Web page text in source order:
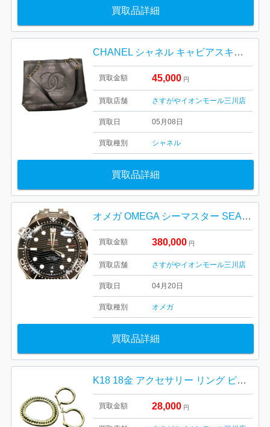
買取品詳細
CHANEL シャネル キャビアスキン チェーントートバッグ
買取金額 45,000 円
買取店舗 さすがやイオンモール三川店
買取日 05月08日
買取種別 シャネル
買取品詳細
オメガ OMEGA シーマスター SEAMASTE R DIVER 300 M
買取金額 380,000 円
買取店舗 さすがやイオンモール三川店
買取日 04月20日
買取種別 オメガ
買取品詳細
K18 18金 アクセサリー リング ピアス
買取金額 28,000 円